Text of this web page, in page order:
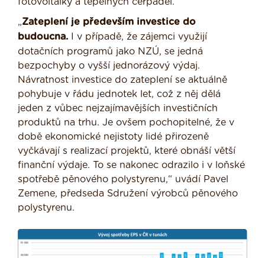
fotovoltaiky a tepelných čerpadel.
„Zateplení je především investice do
budoucna. I v případě, že zájemci využijí
dotačních programů jako NZÚ, se jedná
bezpochyby o vyšší jednorázový výdaj.
Návratnost investice do zateplení se aktuálně
pohybuje v řádu jednotek let, což z něj dělá
jeden z vůbec nejzajímavějších investičních
produktů na trhu. Je ovšem pochopitelné, že v
době ekonomické nejistoty lidé přirozeně
vyčkávají s realizací projektů, které obnáší větší
finanční výdaje. To se nakonec odrazilo i v loňské
spotřebě pěnového polystyrenu,“ uvádí Pavel
Zemene, předseda Sdružení výrobců pěnového
polystyrenu.